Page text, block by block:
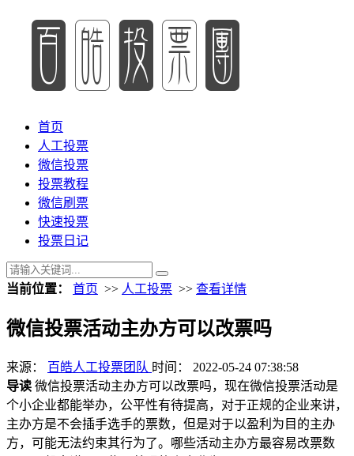
首页
人工投票
微信投票
投票教程
微信刷票
快速投票
投票日记
当前位置： 首页 >> 人工投票 >> 查看详情
微信投票活动主办方可以改票吗
来源： 百皓人工投票团队 时间： 2022-05-24 07:38:58
导读 微信投票活动主办方可以改票吗，现在微信投票活动是
个小企业都能举办，公平性有待提高，对于正规的企业来讲，
主办方是不会插手选手的票数，但是对于以盈利为目的主办
方，可能无法约束其行为了。哪些活动主办方最容易改票数